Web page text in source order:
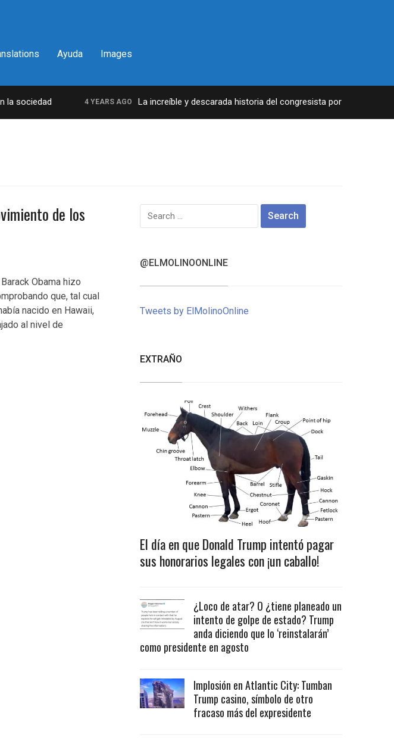
Ayuda Images
sociedad 4 YEARS AGO La increíble y descarada historia del congresista por NY George
de los
Obama hizo
que, tal cual
nacido en Hawaii,
al nivel de
Search
for:
@ELMOLINOONLINE
Tweets by ElMolinoOnline
EXTRAÑO
El día en que Donald Trump intentó pagar
sus honorarios legales con ¡un caballo!
¿Loco de atar? O ¿tiene planeado un
intento de golpe de estado? Trump
anda diciendo que lo ‘reinstalarán’
como presidente en agosto
Implosión en Atlantic City: Tumban
Trump casino, símbolo de otro
fracaso más del expresidente